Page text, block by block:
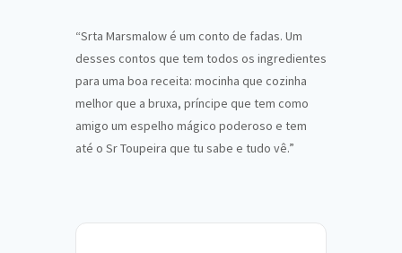
“Srta Marsmalow é um conto de fadas. Um
desses contos que tem todos os ingredientes
para uma boa receita: mocinha que cozinha
melhor que a bruxa, príncipe que tem como
amigo um espelho mágico poderoso e tem
até o Sr Toupeira que tu sabe e tudo vê.”